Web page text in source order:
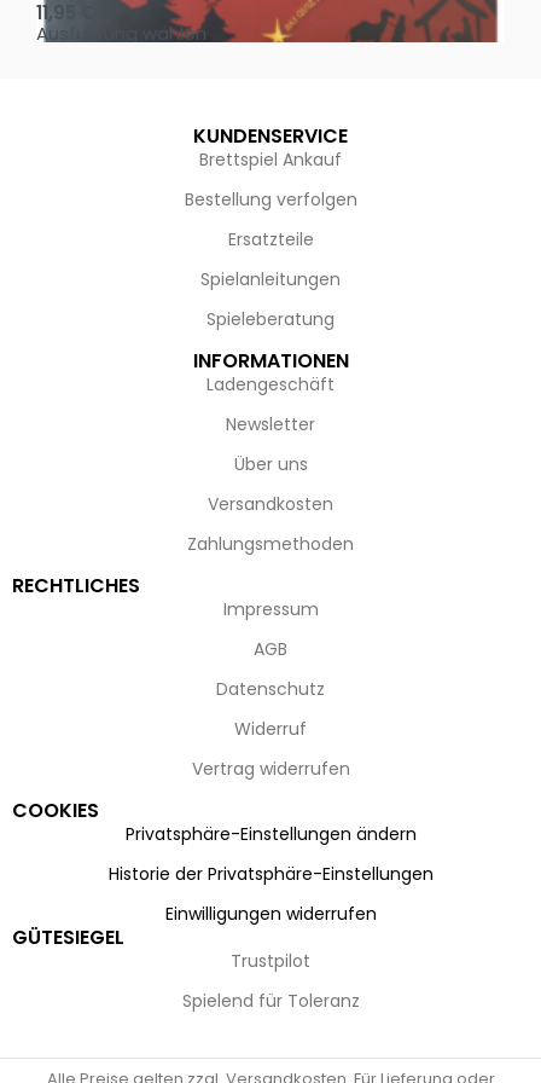
11,95
Ausführung wählen
KUNDENSERVICE
Brettspiel Ankauf
Bestellung verfolgen
Ersatzteile
Spielanleitungen
Spieleberatung
INFORMATIONEN
Ladengeschäft
Newsletter
Über uns
Versandkosten
Zahlungsmethoden
RECHTLICHES
Impressum
AGB
Datenschutz
Widerruf
Vertrag widerrufen
COOKIES
Privatsphäre-Einstellungen ändern
Historie der Privatsphäre-Einstellungen
Einwilligungen widerrufen
GÜTESIEGEL
Trustpilot
Spielend für Toleranz